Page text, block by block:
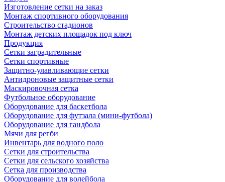
Изготовление сетки на заказ
Монтаж спортивного оборудования
Строительство стадионов
Монтаж детских площадок под ключ
Продукция
Сетки заградительные
Сетки спортивные
Защитно-улавливающие сетки
Антидроновые защитные сетки
Маскировочная сетка
Футбольное оборудование
Оборудование для баскетбола
Оборудование для футзала (мини-футбола)
Оборудование для гандбола
Мячи для регби
Инвентарь для водного поло
Сетки для строительства
Сетки для сельского хозяйства
Сетка для производства
Оборудование для волейбола